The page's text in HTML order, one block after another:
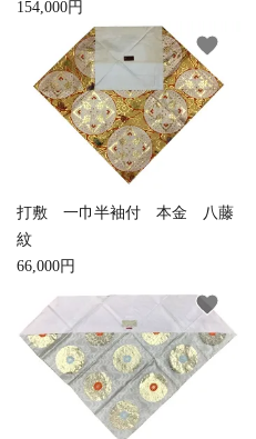
154,000円
打敷 一巾半袖付 本金 八藤
紋
66,000円
favorite
favorite